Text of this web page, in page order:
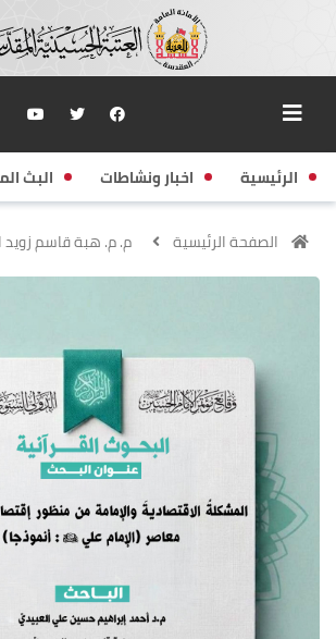
الرئيسية اخبار ونشاطات البث
الصفحة الرئيسية م. م. هبة قاسم